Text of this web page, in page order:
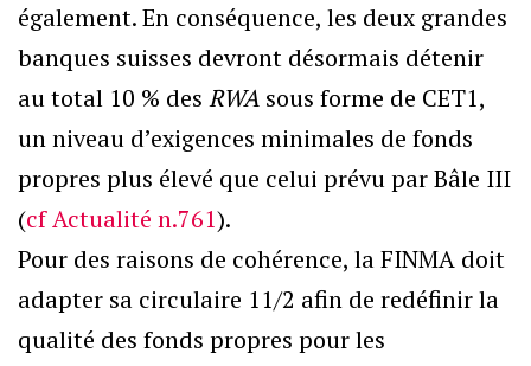
également. En conséquence, les deux grandes
banques suisses devront désormais détenir
au total 10 % des RWA sous forme de CET1,
un niveau d’exigences minimales de fonds
propres plus élevé que celui prévu par Bâle III
(cf Actualité n.761).
Pour des raisons de cohérence, la FINMA doit
adapter sa circulaire 11/2 afin de redéfinir la
qualité des fonds propres pour les